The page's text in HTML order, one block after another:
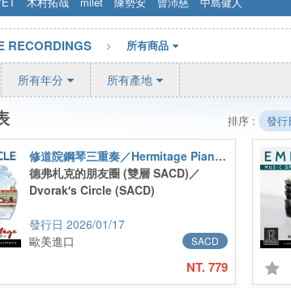
RECORDINGS 所有商品
所有年分 所有產地
排序 : 發行
修道院鋼琴三重奏／Hermitage Piano Trio
德弗札克的朋友圈 (雙層 SACD)／
Dvorak′s Circle (SACD)
2026/01/17
SACD
歐美進口
NT. 779